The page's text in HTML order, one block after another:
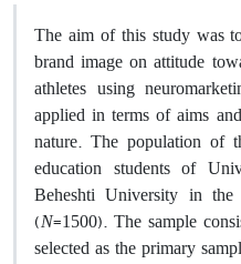
The aim of this study was
brand image on attitude
athletes using
applied in terms of aims
nature. The population of
education students of
Beheshti University in
(N=1500). The sample
selected as the primary